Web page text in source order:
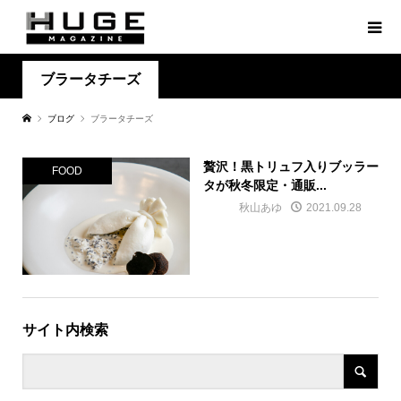
ブラータチーズ
ブログ ブラータチーズ
FOOD
贅沢！黒トリュフ入りブッラー
タが秋冬限定・通販...
秋山あゆ 2021.09.28
サイト内検索